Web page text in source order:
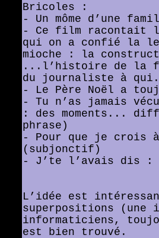
Bricoles :
- Un môme d’une
- Ce film racontait
qui on a confié la
mioche : la
...l’histoire de la
du journaliste à
- Le Père Noël a
- Tu n’as jamais
: des moments...
phrase)
- Pour que je crois
(subjonctif)
- J’te l’avais dis
L’idée est
superpositions (une
informaticiens,
est bien trouvé.